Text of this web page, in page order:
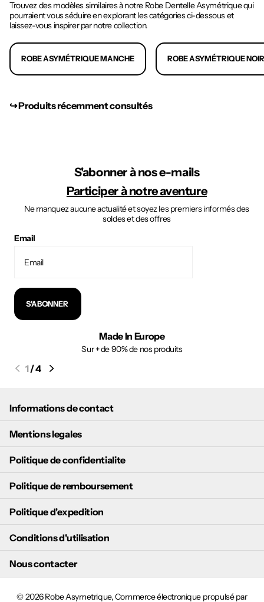
Trouvez des modèles similaires à notre Robe Dentelle Asymétrique qui
pourraient vous séduire en explorant les catégories ci-dessous et
laissez-vous inspirer par notre collection.
ROBE ASYMÉTRIQUE MANCHE ROBE ASYMÉTRIQUE NOIR
↪︎ Produits récemment consultés
S'abonner à nos e-mails
Participer à notre aventure
Ne manquez aucune actualité et soyez les premiers informés des
soldes et des offres
Email
S'ABONNER
Made In Europe
Sur + de 90% de nos produits
1/4
Informations de contact
Mentions legales
Politique de confidentialite
Politique de remboursement
Politique d'expedition
Conditions d'utilisation
Nous contacter
©2026Robe Asymetrique,Commerce électronique propulsé par